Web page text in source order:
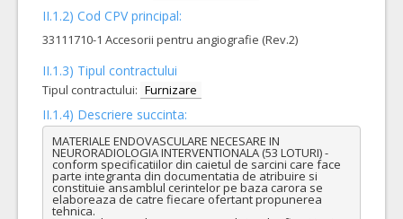
II.1.2) Cod CPV principal:
33111710-1 Accesorii pentru angiografie (Rev.2)
II.1.3) Tipul contractului
Tipul contractului: Furnizare
II.1.4) Descriere succinta:
MATERIALE ENDOVASCULARE NECESARE IN
NEURORADIOLOGIA INTERVENTIONALA (53 LOTURI) -
conform specificatiilor din caietul de sarcini care face
parte integranta din documentatia de atribuire si
constituie ansamblul cerintelor pe baza carora se
elaboreaza de catre fiecare ofertant propunerea
tehnica.